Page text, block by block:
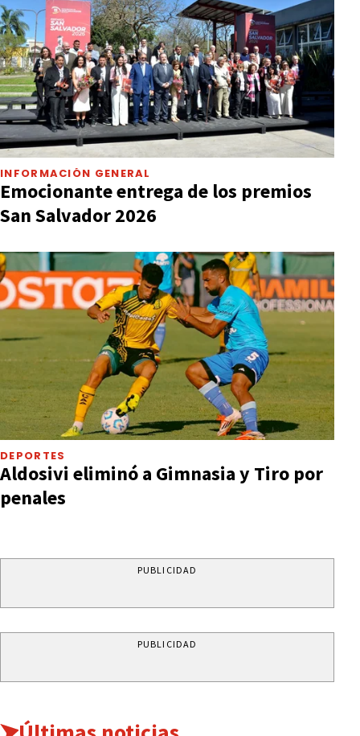
INFORMACIÓN GENERAL
Emocionante entrega de los premios
San Salvador 2026
DEPORTES
Aldosivi eliminó a Gimnasia y Tiro por
penales
PUBLICIDAD
PUBLICIDAD